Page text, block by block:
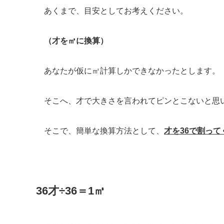
あくまで、目安としてお考えください。
（才を㎥に換算）
あなたが仮に㎥計算しかできなかったとします。
そこへ、才で大きさを言われてピンとこないと思
そこで、簡単な換算方法として、 才を36で割って
36才÷36＝1㎥